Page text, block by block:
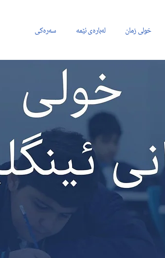
سەرەکی لەبارەی ئێمە خولی زمان